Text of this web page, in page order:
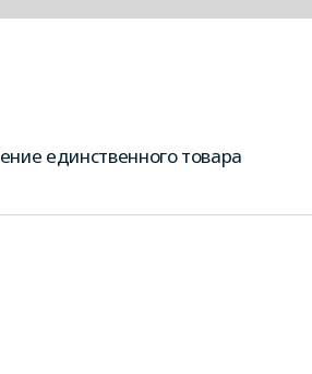
единственного товара